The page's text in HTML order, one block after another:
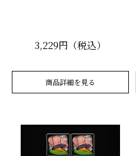
3,229円（税込）
商品詳細を見る